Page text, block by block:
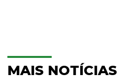
MAIS NOTÍCIAS